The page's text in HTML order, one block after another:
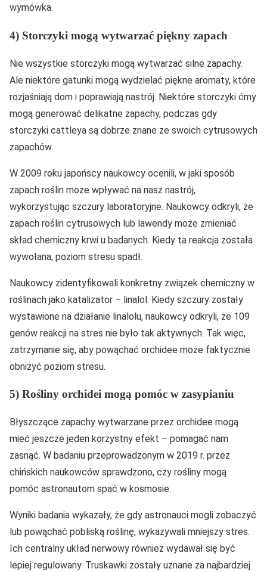
wymówka.
4) Storczyki mogą wytwarzać piękny zapach
Nie wszystkie storczyki mogą wytwarzać silne zapachy.
Ale niektóre gatunki mogą wydzielać piękne aromaty, które
rozjaśniają dom i poprawiają nastrój. Niektóre storczyki ćmy
mogą generować delikatne zapachy, podczas gdy
storczyki cattleya są dobrze znane ze swoich cytrusowych
zapachów.
W 2009 roku japońscy naukowcy ocenili, w jaki sposób
zapach roślin może wpływać na nasz nastrój,
wykorzystując szczury laboratoryjne. Naukowcy odkryli, że
zapach roślin cytrusowych lub lawendy może zmieniać
skład chemiczny krwi u badanych. Kiedy ta reakcja została
wywołana, poziom stresu spadł.
Naukowcy zidentyfikowali konkretny związek chemiczny w
roślinach jako katalizator – linalol. Kiedy szczury zostały
wystawione na działanie linalolu, naukowcy odkryli, że 109
genów reakcji na stres nie było tak aktywnych. Tak więc,
zatrzymanie się, aby powąchać orchidee może faktycznie
obniżyć poziom stresu.
5) Rośliny orchidei mogą pomóc w zasypianiu
Błyszczące zapachy wytwarzane przez orchidee mogą
mieć jeszcze jeden korzystny efekt – pomagać nam
zasnąć. W badaniu przeprowadzonym w 2019 r. przez
chińskich naukowców sprawdzono, czy rośliny mogą
pomóc astronautom spać w kosmosie.
Wyniki badania wykazały, że gdy astronauci mogli zobaczyć
lub powąchać pobliską roślinę, wykazywali mniejszy stres.
Ich centralny układ nerwowy również wydawał się być
lepiej regulowany. Truskawki zostały uznane za najbardziej